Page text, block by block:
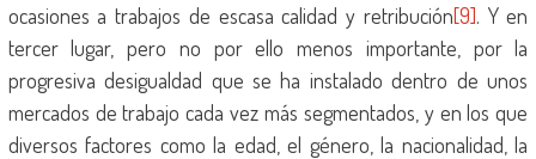
ocasiones a trabajos de escasa calidad y retribución[9]. Y en
tercer lugar, pero no por ello menos importante, por la
progresiva desigualdad que se ha instalado dentro de unos
mercados de trabajo cada vez más segmentados, y en los que
diversos factores como la edad, el género, la nacionalidad, la